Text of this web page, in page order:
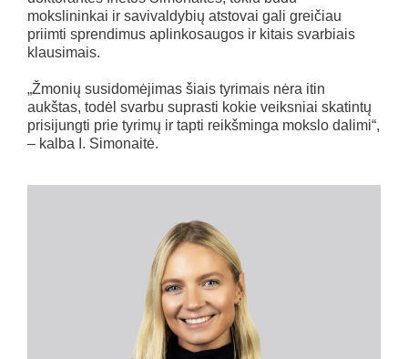
mokslininkai ir savivaldybių atstovai gali greičiau
priimti sprendimus aplinkosaugos ir kitais svarbiais
klausimais.
„Žmonių susidomėjimas šiais tyrimais nėra itin
aukštas, todėl svarbu suprasti kokie veiksniai skatintų
prisijungti prie tyrimų ir tapti reikšminga mokslo dalimi“,
– kalba I. Simonaitė.